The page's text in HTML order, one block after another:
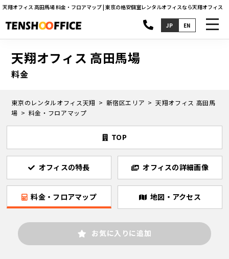
天翔オフィス 高田馬場 料金・フロアマップ | 東京の格安個室レンタルオフィスなら天翔オフィス
JP EN
天翔オフィス 高田馬場
料金
東京のレンタルオフィス天翔 新宿区エリア
天翔オフィス 高田馬
場
料金・フロアマップ
TOP
オフィスの特長 オフィスの詳細画像
料金・フロアマップ 地図・アクセス
お気に入りに追加